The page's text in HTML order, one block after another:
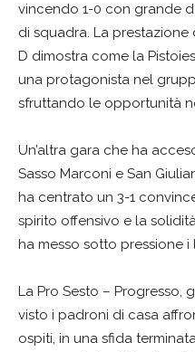
vincendo 1-0 con grande
di squadra. La prestazione
D dimostra come la
una protagonista nel
sfruttando le opportunità
Un’altra gara che ha
Sasso Marconi e San
ha centrato un 3-1
spirito offensivo e la
ha messo sotto pressione
La Pro Sesto – Progresso,
visto i padroni di casa
ospiti, in una sfida